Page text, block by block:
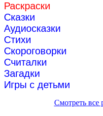
Раскраски
Сказки
Аудиосказки
Стихи
Скороговорки
Считалки
Загадки
Игры с детьми
Смотреть все